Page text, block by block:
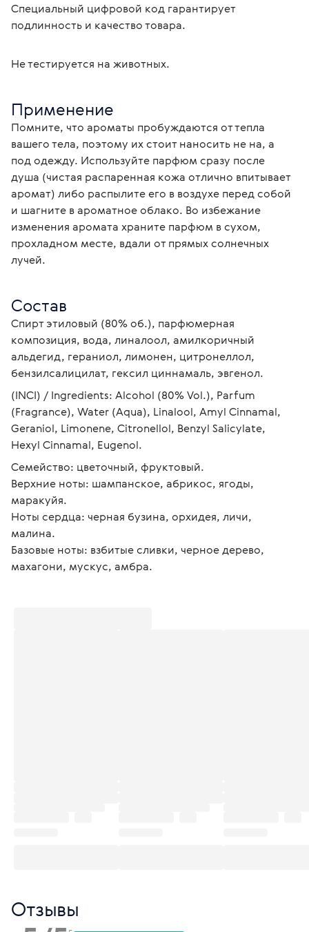
Специальный цифровой код гарантирует
подлинность и качество товара.
Не тестируется на животных.
Применение
Помните, что ароматы пробуждаются от тепла
вашего тела, поэтому их стоит наносить не на, а
под одежду. Используйте парфюм сразу после
душа (чистая распаренная кожа отлично впитывает
аромат) либо распылите его в воздухе перед собой
и шагните в ароматное облако. Во избежание
изменения аромата храните парфюм в сухом,
прохладном месте, вдали от прямых солнечных
лучей.
Состав
Спирт этиловый (80% об.), парфюмерная
композиция, вода, линалоол, амилкоричный
альдегид, гераниол, лимонен, цитронеллол,
бензилсалицилат, гексил циннамаль, эвгенол.
(INCI) / Ingredients: Alcohol (80% Vol.), Parfum
(Fragrance), Water (Aqua), Linalool, Amyl Cinnamal,
Geraniol, Limonene, Citronellol, Benzyl Salicylate,
Hexyl Cinnamal, Eugenol.
Семейство: цветочный, фруктовый.
Верхние ноты: шампанское, абрикос, ягоды,
маракуйя.
Ноты сердца: черная бузина, орхидея, личи,
малина.
Базовые ноты: взбитые сливки, черное дерево,
махагони, мускус, амбра.
Отзывы